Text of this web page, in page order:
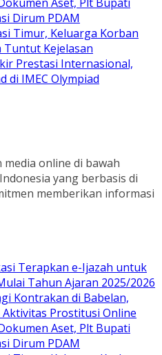
Dirum PDAM
Timur, Keluarga Korban
Tuntut Kejelasan
Prestasi Internasional,
di IMEC Olympiad
online di bawah
yang berbasis di
memberikan informasi
Terapkan e-Ijazah untuk
Tahun Ajaran 2025/2026
Kontrakan di Babelan,
Prostitusi Online
Aset, Plt Bupati
Dirum PDAM